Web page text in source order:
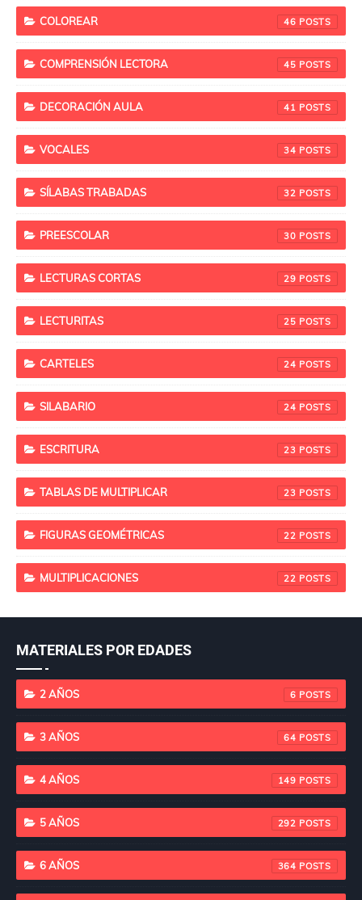
COLOREAR 46
COMPRENSIÓN LECTORA 45
DECORACIÓN AULA 41
VOCALES 34
SÍLABAS TRABADAS 32
PREESCOLAR 30
LECTURAS CORTAS 29
LECTURITAS 25
CARTELES 24
SILABARIO 24
ESCRITURA 23
TABLAS DE MULTIPLICAR 23
FIGURAS GEOMÉTRICAS 22
MULTIPLICACIONES 22
MATERIALES POR EDADES
2 AÑOS 6
3 AÑOS 64
4 AÑOS 149
5 AÑOS 292
6 AÑOS 364